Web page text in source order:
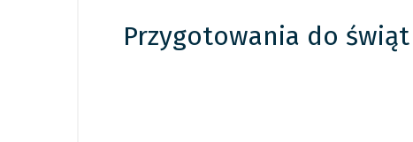
Przygotowania do świąt